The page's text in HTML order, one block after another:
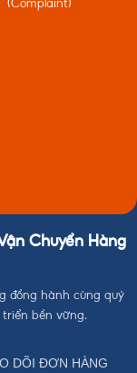
(Complaint)
Chuyển Hàng
đồng hành cùng quý
bền vững.
DÕI ĐƠN HÀNG